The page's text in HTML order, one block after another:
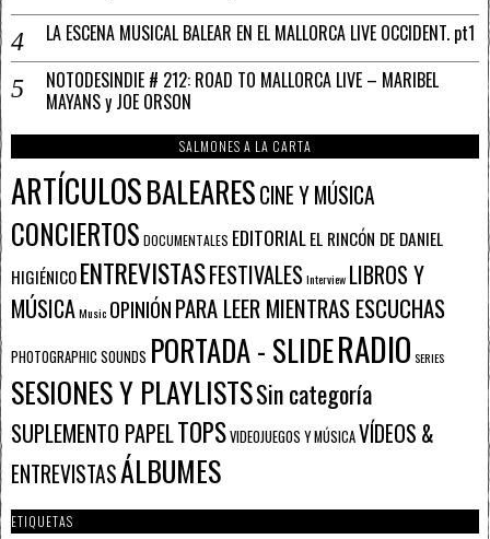
LA ESCENA MUSICAL BALEAR EN EL MALLORCA LIVE OCCIDENT. pt1
NOTODESINDIE # 212: ROAD TO MALLORCA LIVE – MARIBEL
MAYANS y JOE ORSON
SALMONES A LA CARTA
ARTÍCULOSBALEARESCINE Y MÚSICA
CONCIERTOS DOCUMENTALES EDITORIALEL RINCÓN DE DANIEL
HIGIÉNICOENTREVISTASFESTIVALESInterview LIBROS Y
MÚSICAMusic OPINIÓNPARA LEER MIENTRAS ESCUCHAS
PHOTOGRAPHIC SOUNDS PORTADA - SLIDERADIO SERIES
SESIONES Y PLAYLISTSSin categoría
SUPLEMENTO PAPELTOPSVIDEOJUEGOS Y MÚSICAVÍDEOS &
ENTREVISTASÁLBUMES
ETIQUETAS